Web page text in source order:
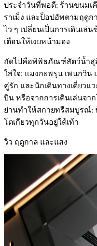
ประจำวันที่พอดี: ร้านขนมเ
ราเม็ง และป็อปอัพตามฤดู
ไว ๆ เปลี่ยนเป็นการเดินเล่
เตือนให้เงยหน้ามอง
ถัดไปคือพิพิธภัณฑ์สัตว์น้ำสุ
ใส่ใจ: แมงกะพรุน เพนกวิน
คู่รัก และนักเดินทางเดี่ยวแ
บิน หรือจากการเดินเล่นจา
ย่านทำให้สกายทรีสมบูรณ์:
โตเกียวทุกวันอยู่ใต้เท้า
วิว ฤดูกาล และแสง